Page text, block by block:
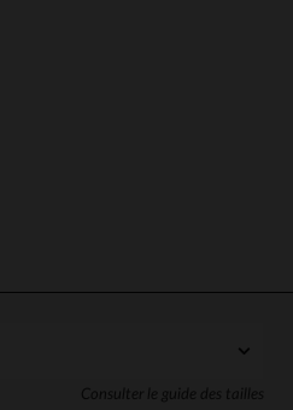
Consulter le guide des tailles